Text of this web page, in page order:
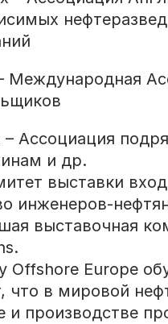
Международная
– Ассоциация
и др.
выставки
инженеров-
выставочная
Offshore Europe
что в мировой
и производстве